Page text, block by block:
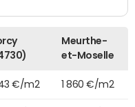
Meurthe-
et-Moselle
€/m2 1 860 €/m2